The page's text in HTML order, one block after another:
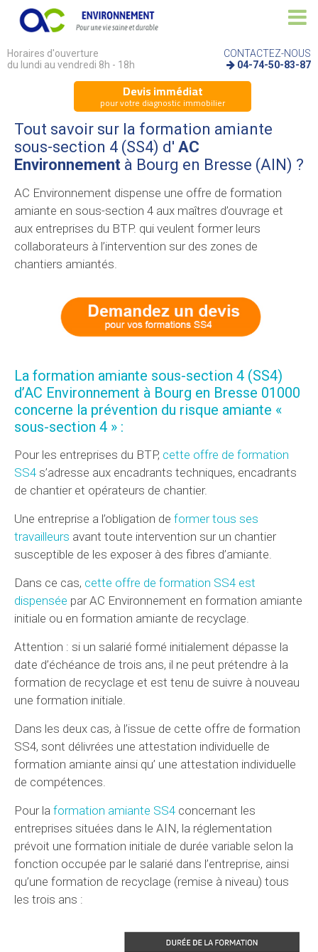
Horaires d'ouverture
du lundi au vendredi 8h - 18h
CONTACTEZ-NOUS
04-74-50-83-87
Devis immédiat
pour votre diagnostic immobilier
Tout savoir sur la formation amiante
sous-section 4 (SS4) d' AC
Environnement à Bourg en Bresse (AIN) ?
AC Environnement dispense une offre de formation
amiante en sous-section 4 aux maîtres d’ouvrage et
aux entreprises du BTP. qui veulent former leurs
collaborateurs à l’intervention sur des zones de
chantiers amiantés.
La formation amiante sous-section 4 (SS4)
d’AC Environnement à Bourg en Bresse 01000
concerne la prévention du risque amiante «
sous-section 4 » :
Pour les entreprises du BTP, cette offre de formation
SS4 s’adresse aux encadrants techniques, encadrants
de chantier et opérateurs de chantier.
Une entreprise a l’obligation de former tous ses
travailleurs avant toute intervention sur un chantier
susceptible de les exposer à des fibres d’amiante.
Dans ce cas, cette offre de formation SS4 est
dispensée par AC Environnement en formation amiante
initiale ou en formation amiante de recyclage.
Attention : si un salarié formé initialement dépasse la
date d’échéance de trois ans, il ne peut prétendre à la
formation de recyclage et est tenu de suivre à nouveau
une formation initiale.
Dans les deux cas, à l’issue de cette offre de formation
SS4, sont délivrées une attestation individuelle de
formation amiante ainsi qu’ une attestation individuelle
de compétences.
Pour la formation amiante SS4 concernant les
entreprises situées dans le AIN, la réglementation
prévoit une formation initiale de durée variable selon la
fonction occupée par le salarié dans l’entreprise, ainsi
qu’une formation de recyclage (remise à niveau) tous
les trois ans :